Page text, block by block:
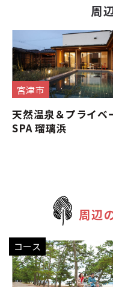
周
宮津市
天然温泉＆プライベ
SPA 瑠璃浜
周辺
コース